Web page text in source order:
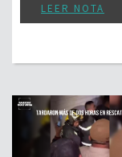
LEER NOTA